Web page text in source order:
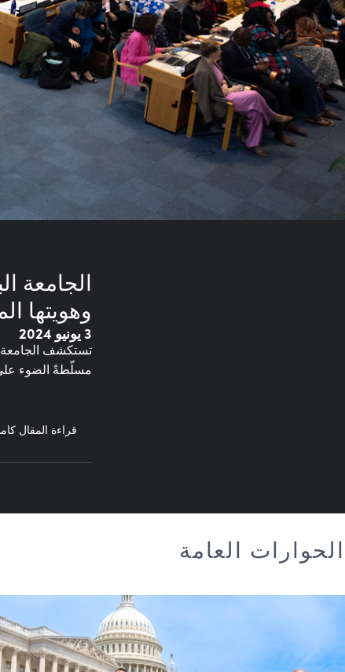
الجامعة
وهويتها
3 يونيو 2024
تستكشف الجامعة
مسلّطةً الضوء
قراءة المقال
الحوارات العامة